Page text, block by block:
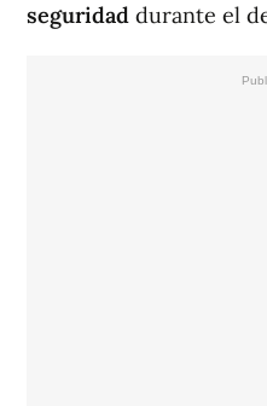
seguridad durante el